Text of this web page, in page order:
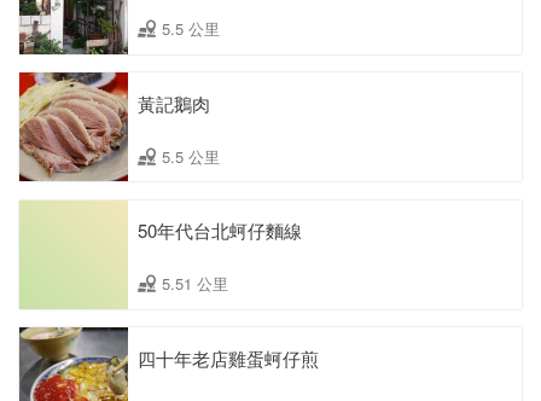
5.5 公里
黃記鵝肉
5.5 公里
50年代台北蚵仔麵線
5.51 公里
四十年老店雞蛋蚵仔煎